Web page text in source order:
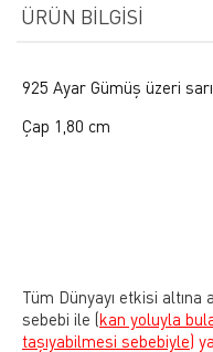
ÜRÜN BILGISI
925 Ayar Gümüş üzeri
Çap 1,80 cm
Tüm Dünyayı etkisi altına
sebebi ile (kan yoluyla
taşıyabilmesi sebebiyle)